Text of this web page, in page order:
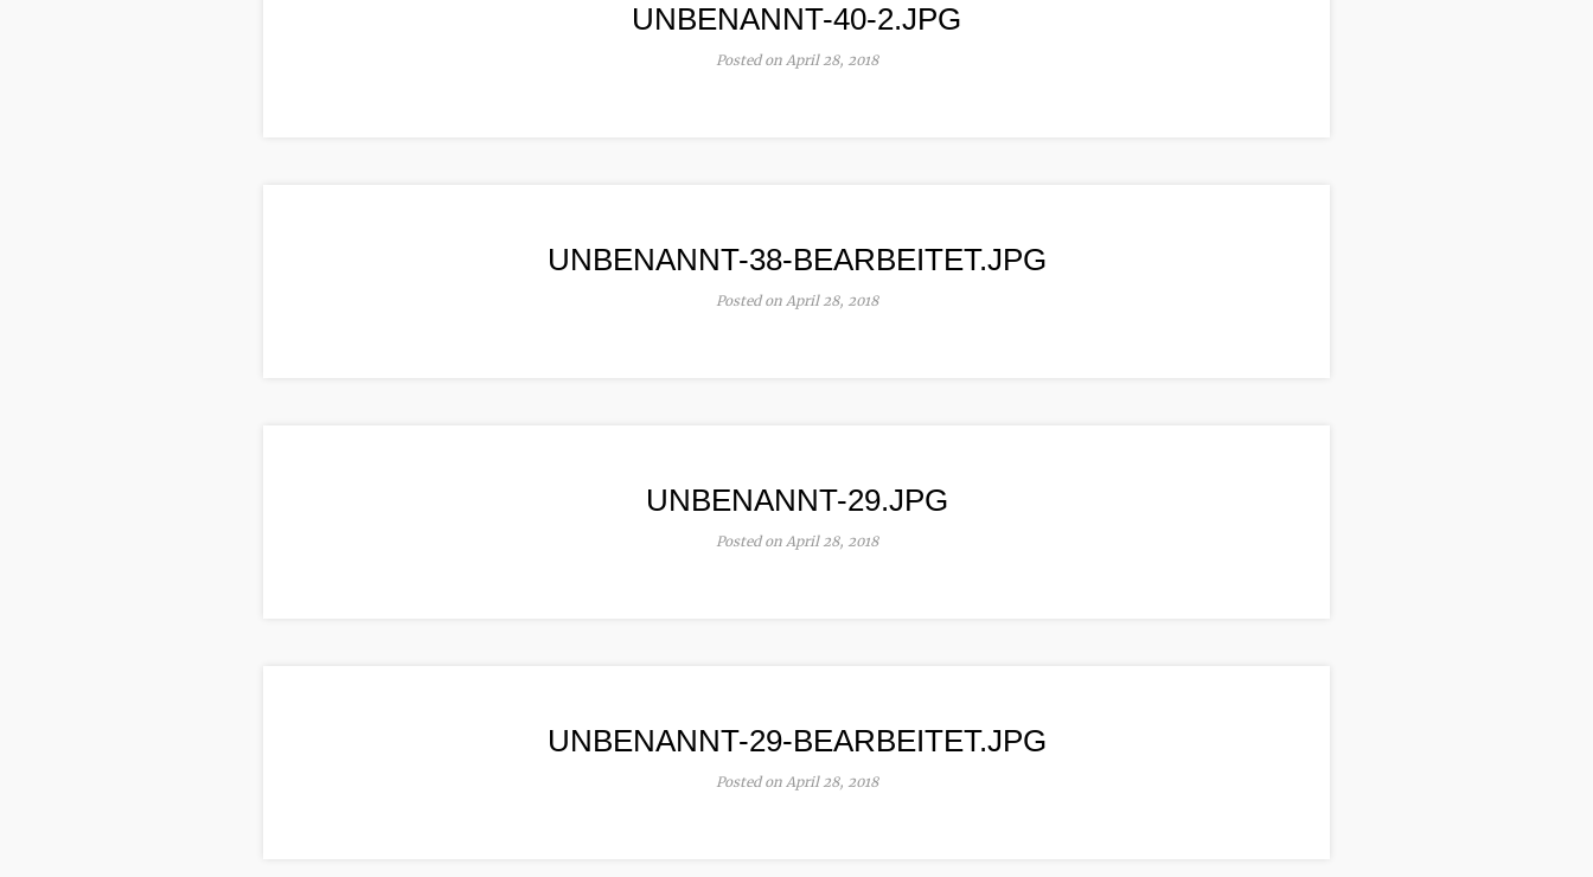
UNBENANNT-40-2.JPG
Posted on April 28, 2018
UNBENANNT-38-BEARBEITET.JPG
Posted on April 28, 2018
UNBENANNT-29.JPG
Posted on April 28, 2018
UNBENANNT-29-BEARBEITET.JPG
Posted on April 28, 2018